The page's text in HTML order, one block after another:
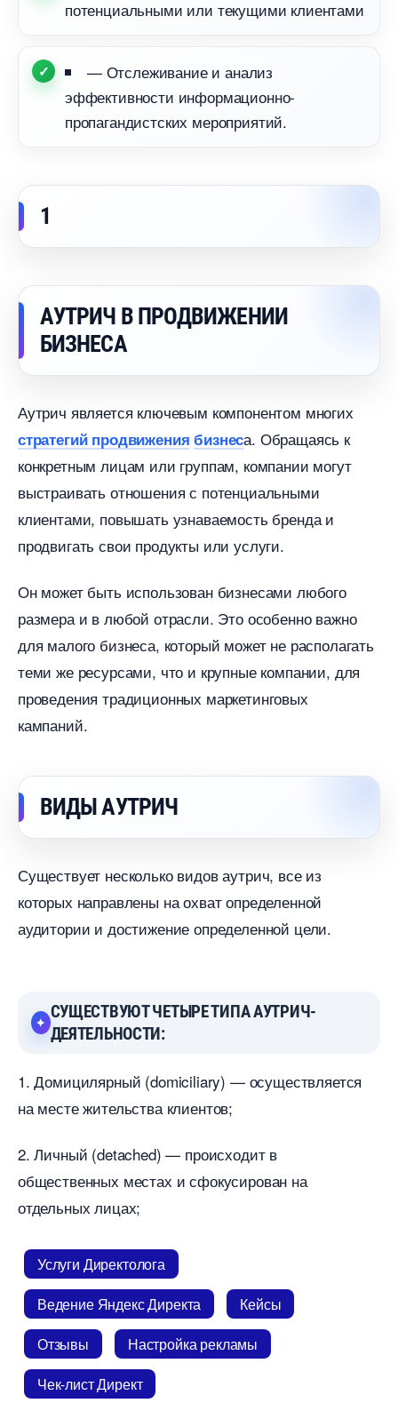
потенциальными или текущими клиентами
— Отслеживание и анализ
эффективности информационно-
пропагандистских мероприятий.
1
АУТРИЧ В ПРОДВИЖЕНИИ
БИЗНЕСА
Аутрич является ключевым компонентом многих
стратегий продвижения изнеса. Обращаясь к
конкретным лицам или группам, компании могут
ыстраивать отношения с потенциальными
клиентами, повышать узнаваемость бренда и
продвигать свои продукты или услуги.
Он может быть использован бизнесами любого
размера и в любой отрасли. Это особенно важно
для малого бизнеса, который может не располагать
теми же ресурсами, что и крупные компании, для
проведения традиционных маркетинговых
кампаний.
ИДЫ АУТРИЧ
Существует несколько видов аутрич, все из
которых направлены на охват определенной
аудитории и достижение определенной цели.
СУЩЕСТВУЮТ ЧЕТЫРЕ ТИПА АУТРИЧ-
ДЕЯТЕЛЬНОСТИ:
1. Домицилярный (domiciliary) — осуществляется
на месте жительства клиентов;
2. Личный (detached) — происходит
общественных местах и сфокусирован на
отдельных лицах;
Услуги Директолога
едение Яндекс Директа
Кейсы
Отзывы
Настройка рекламы
Чек-лист Директ